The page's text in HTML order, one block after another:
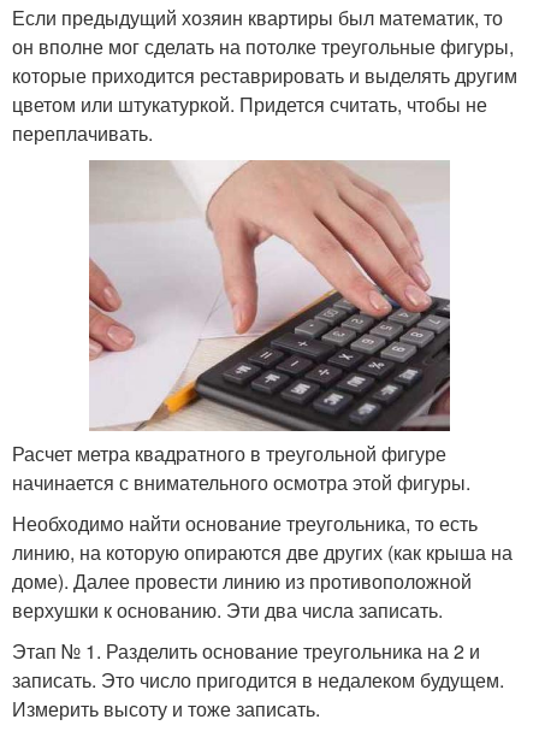
Если предыдущий хозяин квартиры был математик, то
он вполне мог сделать на потолке треугольные фигуры,
которые приходится реставрировать и выделять другим
цветом или штукатуркой. Придется считать, чтобы не
переплачивать.
Расчет метра квадратного в треугольной фигуре
начинается с внимательного осмотра этой фигуры.
Необходимо найти основание треугольника, то есть
линию, на которую опираются две других (как крыша на
доме). Далее провести линию из противоположной
верхушки к основанию. Эти два числа записать.
Этап № 1. Разделить основание треугольника на 2 и
записать. Это число пригодится в недалеком будущем.
Измерить высоту и тоже записать.